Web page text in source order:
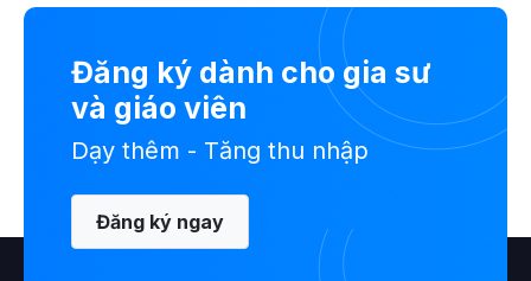
Đăng ký dành cho gia sư
và giáo viên
Dạy thêm - Tăng thu nhập
Đăng ký ngay